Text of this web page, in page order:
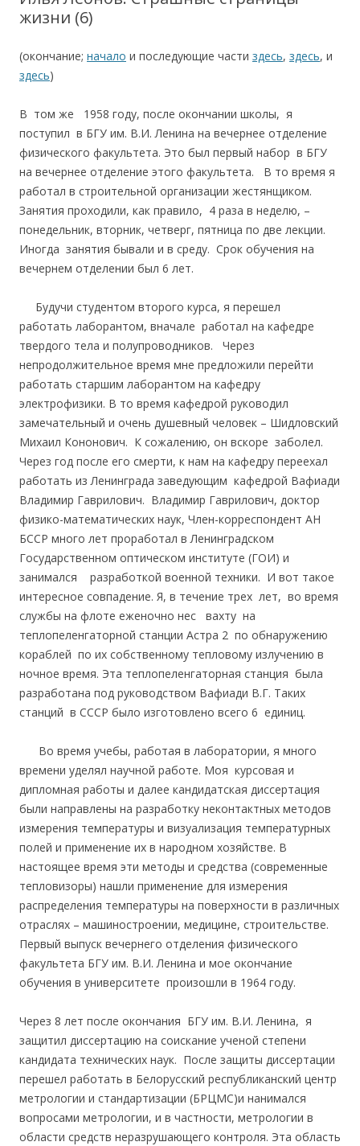
жизни (6)
(окончание; начало и последующие части здесь, здесь, и
здесь)
В том же 1958 году, после окончании школы, я
поступил в БГУ им. В.И. Ленина на вечернее отделение
физического факультета. Это был первый набор в БГУ
на вечернее отделение этого факультета. В то время я
работал в строительной организации жестянщиком.
Занятия проходили, как правило, 4 раза в неделю, –
понедельник, вторник, четверг, пятница по две лекции.
Иногда занятия бывали и в среду. Срок обучения на
вечернем отделении был 6 лет.
Будучи студентом второго курса, я перешел
работать лаборантом, вначале работал на кафедре
твердого тела и полупроводников. Через
непродолжительное время мне предложили перейти
работать старшим лаборантом на кафедру
электрофизики. В то время кафедрой руководил
замечательный и очень душевный человек – Шидловский
Михаил Кононович. К сожалению, он вскоре заболел.
Через год после его смерти, к нам на кафедру переехал
работать из Ленинграда заведующим кафедрой Вафиади
Владимир Гаврилович. Владимир Гаврилович, доктор
физико-математических наук, Член-корреспондент АН
БССР много лет проработал в Ленинградском
Государственном оптическом институте (ГОИ) и
занимался разработкой военной техники. И вот такое
интересное совпадение. Я, в течение трех лет, во время
службы на флоте еженочно нес вахту на
теплопеленгаторной станции Астра 2 по обнаружению
кораблей по их собственному тепловому излучению в
ночное время. Эта теплопеленгаторная станция была
разработана под руководством Вафиади В.Г. Таких
станций в СССР было изготовлено всего 6 единиц.
Во время учебы, работая в лаборатории, я много
времени уделял научной работе. Моя курсовая и
дипломная работы и далее кандидатская диссертация
были направлены на разработку неконтактных методов
измерения температуры и визуализация температурных
полей и применение их в народном хозяйстве. В
настоящее время эти методы и средства (современные
тепловизоры) нашли применение для измерения
распределения температуры на поверхности в различных
отраслях – машиностроении, медицине, строительстве.
Первый выпуск вечернего отделения физического
факультета БГУ им. В.И. Ленина и мое окончание
обучения в университете произошли в 1964 году.
Через 8 лет после окончания БГУ им. В.И. Ленина, я
защитил диссертацию на соискание ученой степени
кандидата технических наук. После защиты диссертации
перешел работать в Белорусский республиканский центр
метрологии и стандартизации (БРЦМС)и нанимался
вопросами метрологии, и в частности, метрологии в
области средств неразрушающего контроля. Эта область